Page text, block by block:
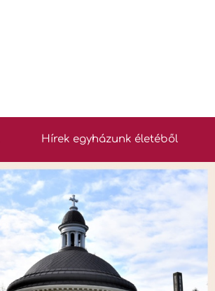
Hírek egyházunk életéből